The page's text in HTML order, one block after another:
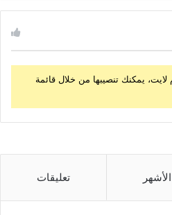
يمكنك تنصيبها من خلال قائمة
الأشهر تعليقات